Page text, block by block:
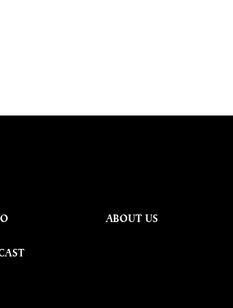
ABOUT US